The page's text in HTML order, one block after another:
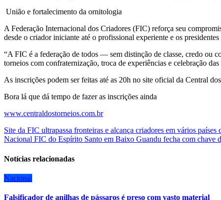
️ União e fortalecimento da ornitologia
A Federação Internacional dos Criadores (FIC) reforça seu
desde o criador iniciante até o profissional experiente e os
“A FIC é a federação de todos — sem distinção de classe, credo ou
torneios com confraternização, troca de experiências e celebração
As inscrições podem ser feitas até as 20h no site oficial da Central
Bora lá que dá tempo de fazer as inscrições ainda
www.centraldostorneios.com.br
Navegação
de
Post
Site da FIC ultrapassa fronteiras e alcança criadores em vários países
Nacional FIC do Espírito Santo em Baixo Guandu fecha com chave
Notícias relacionadas
Nacional
Falsificador de anilhas de pássaros é preso com vasto material